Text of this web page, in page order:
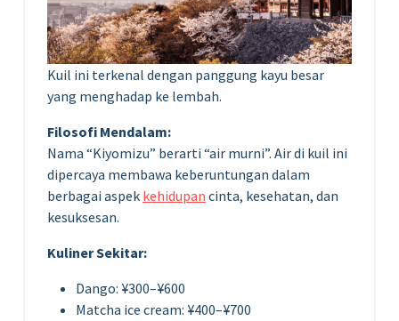
Kuil ini terkenal dengan panggung kayu besar
yang menghadap ke lembah.
Filosofi Mendalam:
Nama “Kiyomizu” berarti “air murni”. Air di kuil ini
dipercaya membawa keberuntungan dalam
berbagai aspek kehidupan cinta, kesehatan, dan
kesuksesan.
Kuliner Sekitar:
Dango: ¥300–¥600
Matcha ice cream: ¥400–¥700